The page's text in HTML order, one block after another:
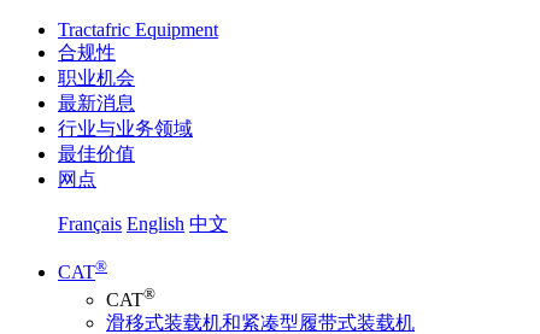
Tractafric Equipment
合规性
职业机会
最新消息
行业与业务领域
最佳价值
网点
Français English 中文
CAT®
CAT®
滑移式装载机和紧凑型履带式装载机